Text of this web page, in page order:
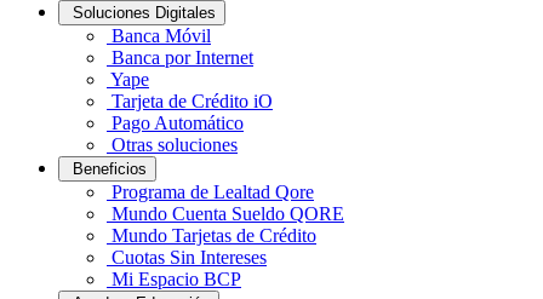
Soluciones Digitales
Banca Móvil
Banca por Internet
Yape
Tarjeta de Crédito iO
Pago Automático
Otras soluciones
Beneficios
Programa de Lealtad Qore
Mundo Cuenta Sueldo QORE
Mundo Tarjetas de Crédito
Cuotas Sin Intereses
Mi Espacio BCP